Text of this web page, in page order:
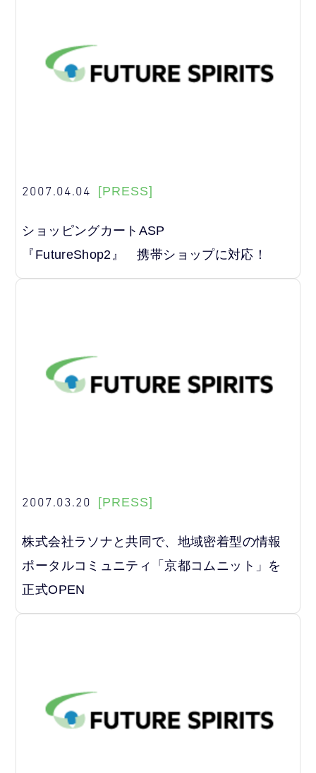
2007.04.04 [PRESS]
ショッピングカートASP
『FutureShop2』 携帯ショップに対応！
2007.03.20 [PRESS]
株式会社ラソナと共同で、地域密着型の情報
ポータルコミュニティ「京都コムニット」を
正式OPEN